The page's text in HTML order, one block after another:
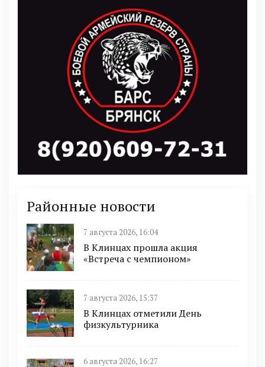
Районные новости
7 августа 2026, 16:04
В Клинцах прошла акция
«Встреча с чемпионом»
7 августа 2026, 15:37
В Клинцах отметили День
физкультурника
6 августа 2026, 16:27